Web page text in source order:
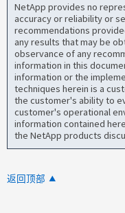
NetApp provides no
accuracy or reliability or
recommendations
any results that may be
observance of any
information in this
information or the
techniques herein is a
the customer's ability to
customer's operational
information contained
the NetApp products
返回顶部